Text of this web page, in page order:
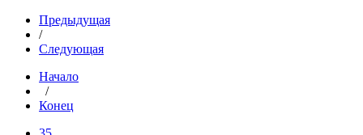
Предыдущая
/
Следующая
Начало
/
Конец